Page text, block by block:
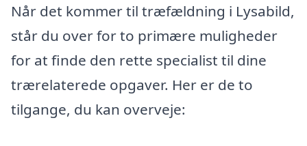
Når det kommer til træfældning i Lysabild,
står du over for to primære muligheder
for at finde den rette specialist til dine
trærelaterede opgaver. Her er de to
tilgange, du kan overveje: